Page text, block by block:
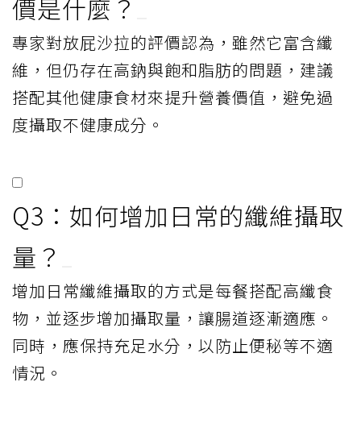
價是什麼？
專家對放屁沙拉的評價認為，雖然它富含纖
維，但仍存在高鈉與飽和脂肪的問題，建議
搭配其他健康食材來提升營養價值，避免過
度攝取不健康成分。
Q3：如何增加日常的纖維攝取
量？
增加日常纖維攝取的方式是每餐搭配高纖食
物，並逐步增加攝取量，讓腸道逐漸適應。
同時，應保持充足水分，以防止便秘等不適
情況。